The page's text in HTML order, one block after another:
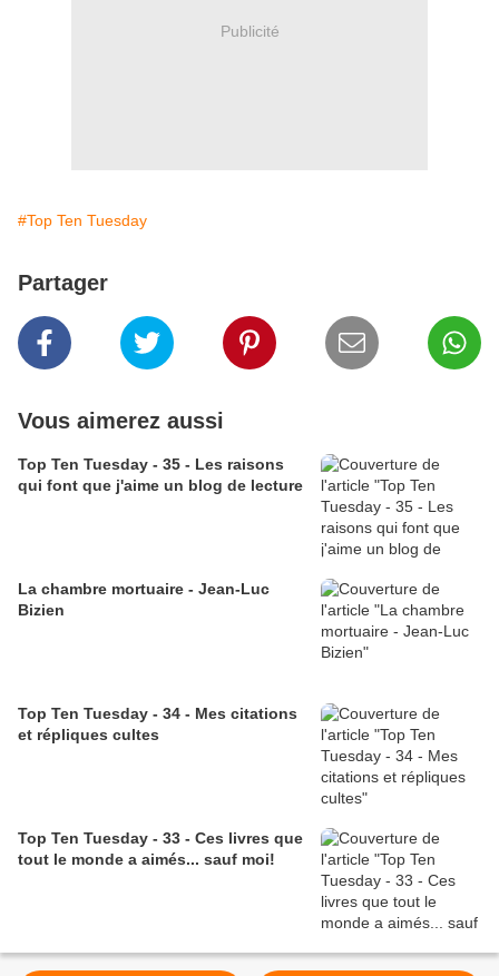
Publicité
#Top Ten Tuesday
Partager
Vous aimerez aussi
Top Ten Tuesday - 35 - Les raisons
qui font que j'aime un blog de lecture
La chambre mortuaire - Jean-Luc
Bizien
Top Ten Tuesday - 34 - Mes citations
et répliques cultes
Top Ten Tuesday - 33 - Ces livres que
tout le monde a aimés... sauf moi!